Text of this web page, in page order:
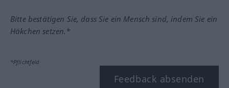
Bitte bestätigen Sie, dass Sie ein Mensch sind, indem Sie ein
Häkchen setzen.*
*Pflichtfeld
Feedback absenden